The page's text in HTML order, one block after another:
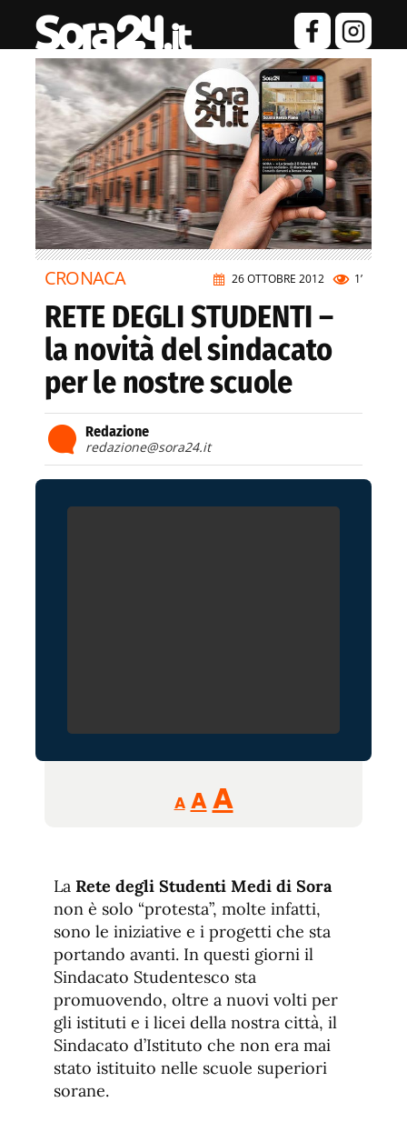
26 OTTOBRE 2012 1’
CRONACA
RETE DEGLI STUDENTI –
la novità del sindacato
per le nostre scuole
Redazione
redazione@sora24.it
A
Reducir
tamaño
A Restablecer
fuente
AAumentar
de
fuente.
La Rete degli Studenti Medi di Sora
non è solo “protesta”, molte infatti,
sono le iniziative e i progetti che sta
portando avanti. In questi giorni il
Sindacato Studentesco sta
promuovendo, oltre a nuovi volti per
gli istituti e i licei della nostra città, il
Sindacato d’Istituto che non era mai
stato istituito nelle scuole superiori
sorane.